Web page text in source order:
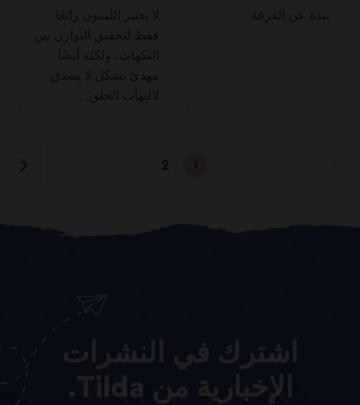
نبذة عن القرفة
لا يعتبر الليمون رائعًا
فقط لتحقيق التوازن بين
النكهات، ولكنه أيضًا
مهدئ بشكل لا يصدق
لالتهاب الحلق.
2
اشترك في
النشرات
الإخبارية
من Tilda.